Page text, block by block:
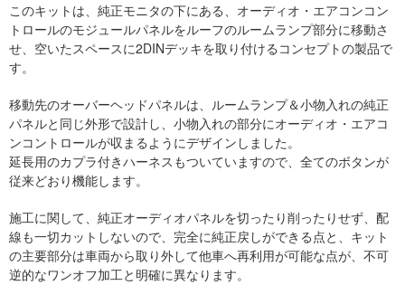
このキットは、純正モニタの下にある、オーディオ・エアコンコン
トロールのモジュールパネルをルーフのルームランプ部分に移動さ
せ、空いたスペースに2DINデッキを取り付けるコンセプトの製品で
す。
移動先のオーバーヘッドパネルは、ルームランプ＆小物入れの純正
パネルと同じ外形で設計し、小物入れの部分にオーディオ・エアコ
ンコントロールが収まるようにデザインしました。
延長用のカプラ付きハーネスもついていますので、全てのボタンが
従来どおり機能します。
施工に関して、純正オーディオパネルを切ったり削ったりせず、配
線も一切カットしないので、完全に純正戻しができる点と、キット
の主要部分は車両から取り外して他車へ再利用が可能な点が、不可
逆的なワンオフ加工と明確に異なります。